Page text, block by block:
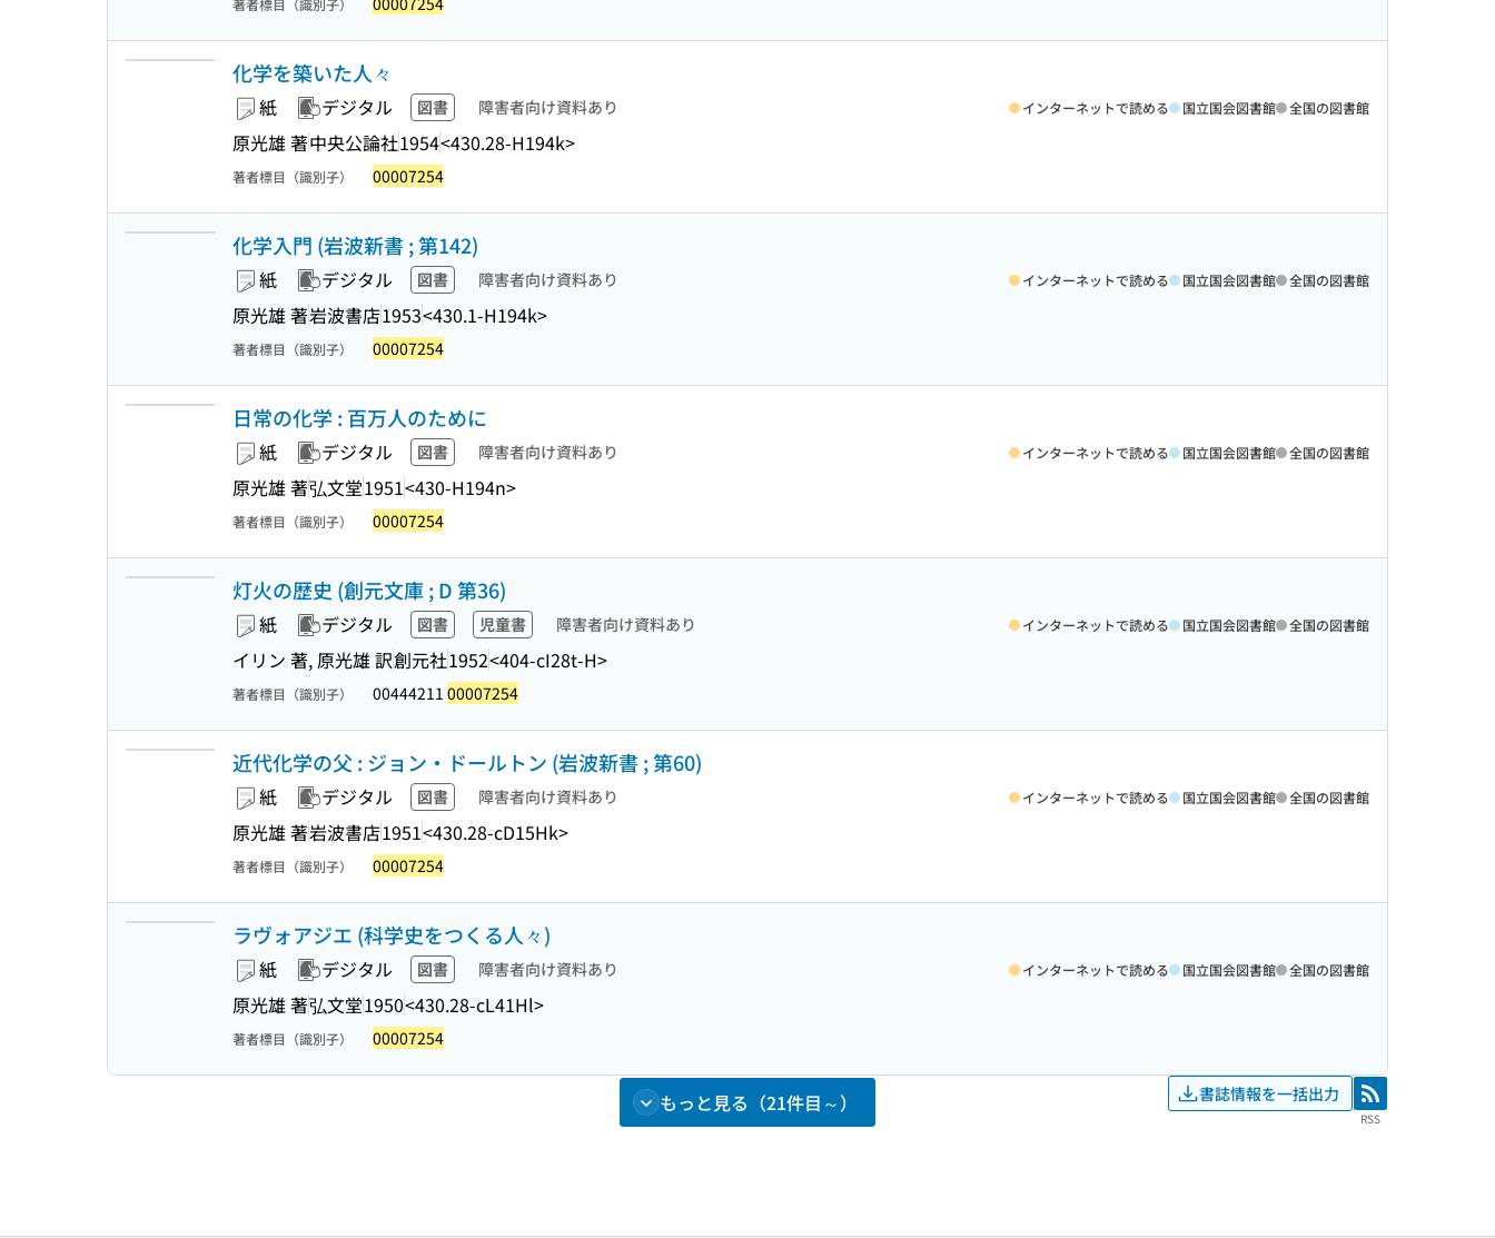
著者標目（識別子）
化学を築いた人々
紙 デジタル 図書 障害者向け資料あり
原光雄 著中央公論社1954<430.28-H194k>
インターネットで読める 国立国会図書館 全国の図書館
著者標目（識別子） 00007254
化学入門 (岩波新書 ; 第142)
紙 デジタル 図書 障害者向け資料あり
原光雄 著岩波書店1953<430.1-H194k>
インターネットで読める 国立国会図書館 全国の図書館
著者標目（識別子） 00007254
日常の化学 : 百万人のために
紙 デジタル 図書 障害者向け資料あり
原光雄 著弘文堂1951<430-H194n>
インターネットで読める 国立国会図書館 全国の図書館
著者標目（識別子） 00007254
灯火の歴史 (創元文庫 ; D 第36)
紙 デジタル 図書 児童書 障害者向け資料あり
イリン 著, 原光雄 訳創元社1952<404-cI28t-H>
インターネットで読める 国立国会図書館 全国の図書館
著者標目（識別子） 00444211 00007254
近代化学の父 : ジョン・ドールトン (岩波新書 ; 第60)
紙 デジタル 図書 障害者向け資料あり
原光雄 著岩波書店1951<430.28-cD15Hk>
インターネットで読める 国立国会図書館 全国の図書館
著者標目（識別子） 00007254
ラヴォアジエ (科学史をつくる人々)
紙 デジタル 図書 障害者向け資料あり
原光雄 著弘文堂1950<430.28-cL41Hl>
インターネットで読める 国立国会図書館 全国の図書館
著者標目（識別子） 00007254
もっと見る（21件目～） 書誌情報を一括出力 RSS
RSS